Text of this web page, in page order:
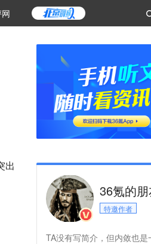
出
36氪的
特邀作者
TA没有写简介，但内敛也是